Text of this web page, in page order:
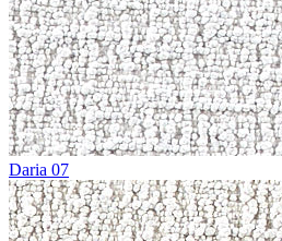
Daria 07